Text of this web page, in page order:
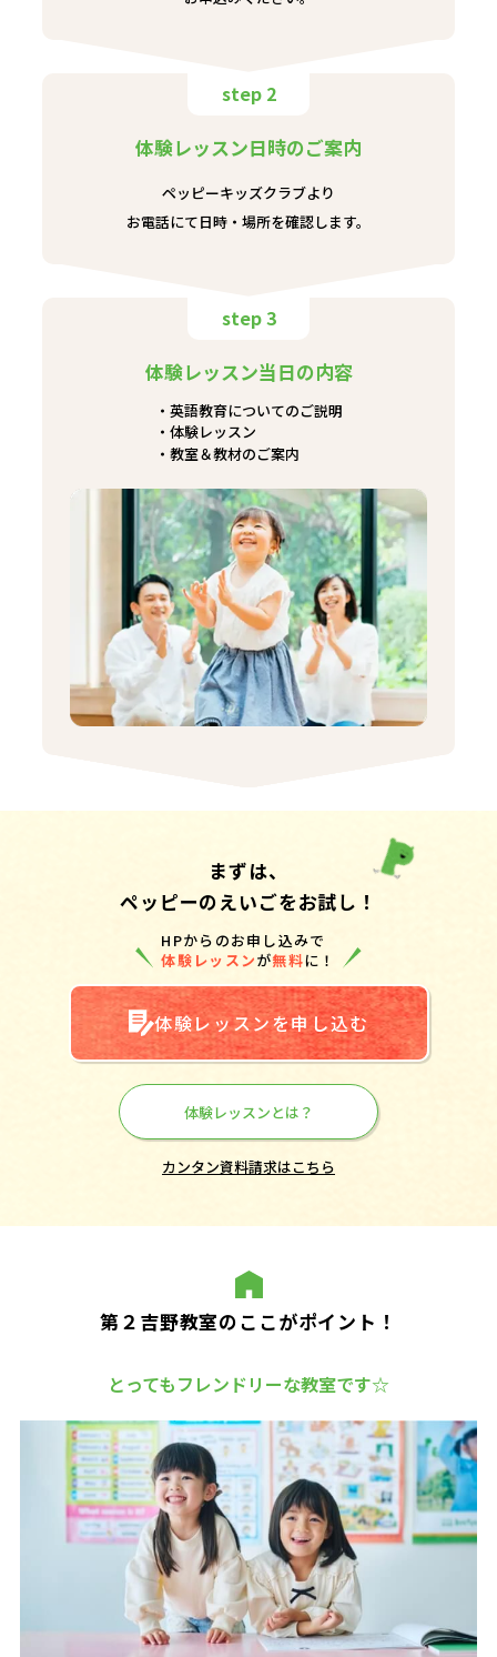
step 2
体験レッスン日時のご案内
ペッピーキッズクラブより
お電話にて日時・場所を確認します。
step 3
体験レッスン当日の内容
英語教育についてのご説明
体験レッスン
教室＆教材のご案内
まずは、
ペッピーのえいごをお試し！
HPからのお申し込みで
体験レッスンが無料に！
体験レッスンを申し込む
体験レッスンとは？
カンタン資料請求はこちら
第２吉野教室のここがポイント！
とってもフレンドリーな教室です☆